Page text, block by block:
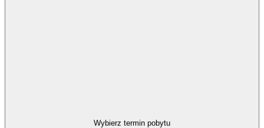
Wybierz termin pobytu